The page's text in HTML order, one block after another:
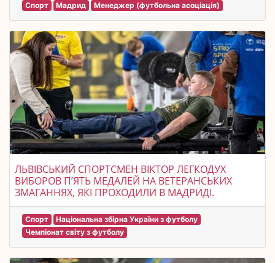
Спорт Мадрид Менеджер (футбольна асоціація)
ЛЬВІВСЬКИЙ СПОРТСМЕН ВІКТОР ЛЕГКОДУХ
ВИБОРОВ П’ЯТЬ МЕДАЛЕЙ НА ВЕТЕРАНСЬКИХ
ЗМАГАННЯХ, ЯКІ ПРОХОДИЛИ В МАДРИДІ.
Спорт
Національна збірна України з футболу
Чемпіонат світу з футболу